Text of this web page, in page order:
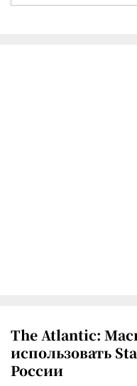
The Atlantic:
использовать
России